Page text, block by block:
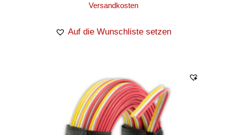
Versandkosten
Auf die Wunschliste setzen